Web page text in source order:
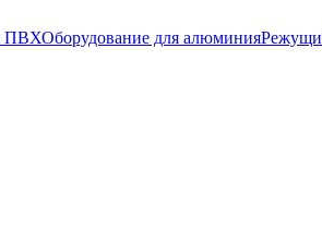
ПВХОборудование для алюминия